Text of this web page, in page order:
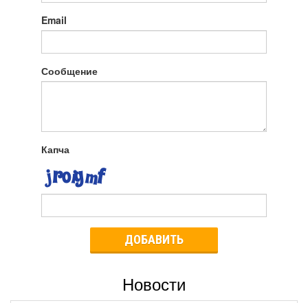
Email
Сообщение
Капча
ДОБАВИТЬ
Новости